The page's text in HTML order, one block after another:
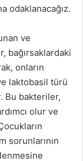
odaklanacağız.
ve
bağırsaklardaki
onların
laktobasil türü
Bu bakteriler,
olur ve
sorunlarının